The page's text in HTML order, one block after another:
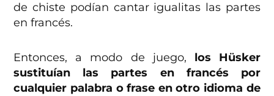
de chiste podían cantar igualitas las partes
en francés.
Entonces, a modo de juego, los Hüsker
sustituían las partes en francés por
cualquier palabra o frase en otro idioma de